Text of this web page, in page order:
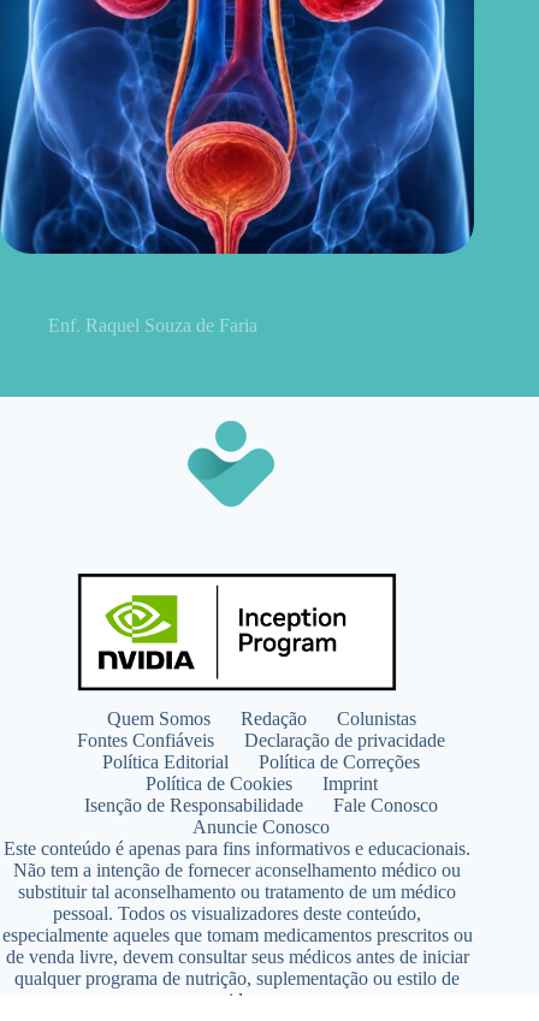
Enf. Raquel Souza de Faria
Quem Somos Redação
Colunistas
Fontes Confiáveis
Declaração de privacidade
Política Editorial
Política de Correções
Política de Cookies
Imprint
Isenção de Responsabilidade
Fale Conosco
Anuncie Conosco
Este conteúdo é apenas para fins informativos e educacionais.
Não tem a intenção de fornecer aconselhamento médico ou
substituir tal aconselhamento ou tratamento de um médico
pessoal. Todos os visualizadores deste conteúdo,
especialmente aqueles que tomam medicamentos prescritos ou
de venda livre, devem consultar seus médicos antes de iniciar
qualquer programa de nutrição, suplementação ou estilo de
vida.